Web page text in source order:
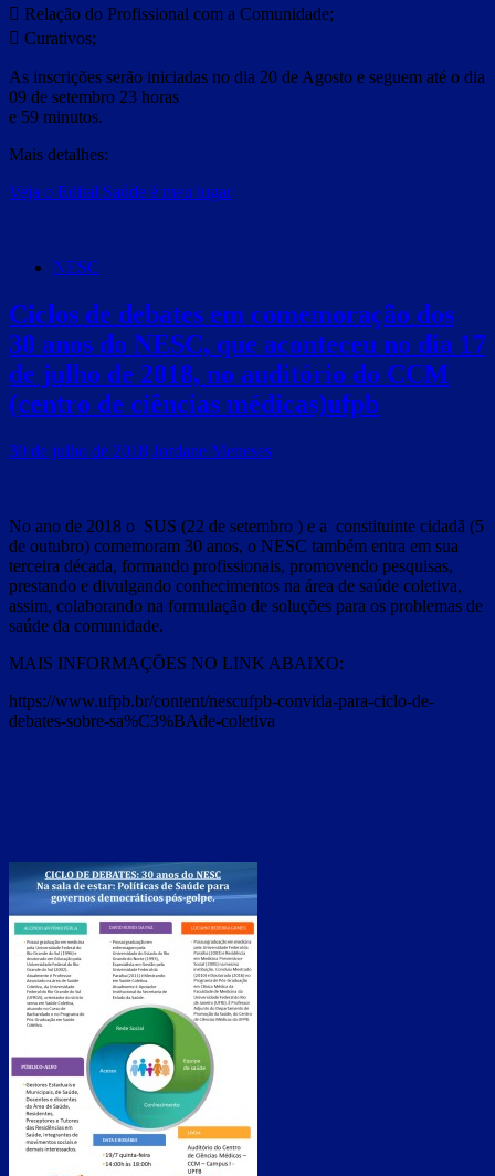
 Relação do Profissional com a Comunidade;
 Curativos;
As inscrições serão iniciadas no dia 20 de Agosto e seguem até o dia
09 de setembro 23 horas
e 59 minutos.
Mais detalhes:
Veja o Edital Saúde é meu lugar
NESC
Ciclos de debates em comemoração dos
30 anos do NESC, que aconteceu no dia 17
de julho de 2018, no auditório do CCM
(centro de ciências médicas)ufpb
30 de julho de 2018 Jordane Meneses
No ano de 2018 o SUS (22 de setembro ) e a constituinte cidadã (5
de outubro) comemoram 30 anos, o NESC também entra em sua
terceira década, formando profissionais, promovendo pesquisas,
prestando e divulgando conhecimentos na área de saúde coletiva,
assim, colaborando na formulação de soluções para os problemas de
saúde da comunidade.
MAIS INFORMAÇÕES NO LINK ABAIXO:
https://www.ufpb.br/content/nescufpb-convida-para-ciclo-de-
debates-sobre-sa%C3%BAde-coletiva